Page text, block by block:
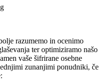
razumemo in ocenimo
ter optimiziramo našo
vaše šifrirane osebne
zunanjimi ponudniki, če